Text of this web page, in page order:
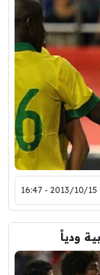
2013/10/15 - 16:47
ودياً